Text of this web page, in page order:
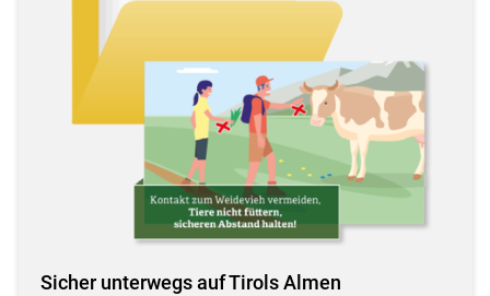
Sicher unterwegs auf Tirols Almen